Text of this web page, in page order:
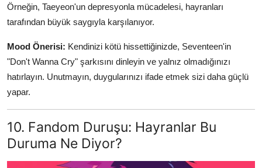
Örneğin, Taeyeon'un depresyonla mücadelesi, hayranları
tarafından büyük saygıyla karşılanıyor.
Mood Önerisi: Kendinizi kötü hissettiğinizde, Seventeen'in
"Don't Wanna Cry" şarkısını dinleyin ve yalnız olmadığınızı
hatırlayın. Unutmayın, duygularınızı ifade etmek sizi daha güçlü
yapar.
10. Fandom Duruşu: Hayranlar Bu
Duruma Ne Diyor?